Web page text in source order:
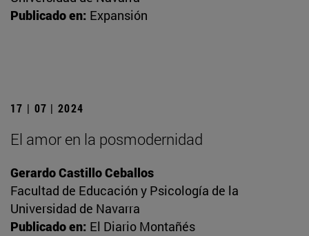
Publicado en: Expansión
17 | 07 | 2024
El amor en la posmodernidad
Gerardo Castillo Ceballos
Facultad de Educación y Psicología de la
Universidad de Navarra
Publicado en: El Diario Montañés